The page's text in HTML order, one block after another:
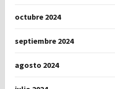
octubre 2024
septiembre 2024
agosto 2024